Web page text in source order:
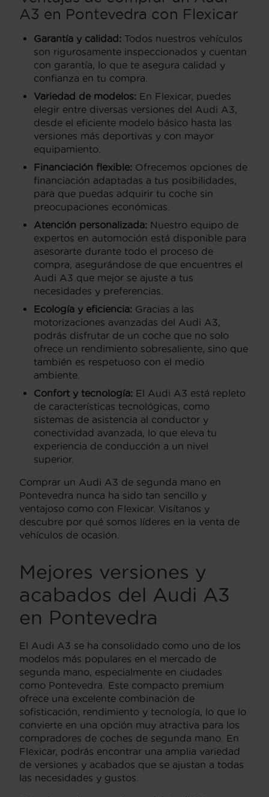
A3 en Pontevedra con Flexicar
Garantía y calidad: Todos nuestros vehículos
son rigurosamente inspeccionados y cuentan
con garantía, lo que te asegura calidad y
confianza en tu compra.
Variedad de modelos: En Flexicar, puedes
elegir entre diversas versiones del Audi A3,
desde el eficiente modelo básico hasta las
versiones más deportivas y con mayor
equipamiento.
Financiación flexible: Ofrecemos opciones de
financiación adaptadas a tus posibilidades,
para que puedas adquirir tu coche sin
preocupaciones económicas.
Atención personalizada: Nuestro equipo de
expertos en automoción está disponible para
asesorarte durante todo el proceso de
compra, asegurándose de que encuentres el
Audi A3 que mejor se ajuste a tus
necesidades y preferencias.
Ecología y eficiencia: Gracias a las
motorizaciones avanzadas del Audi A3,
podrás disfrutar de un coche que no solo
ofrece un rendimiento sobresaliente, sino que
también es respetuoso con el medio
ambiente.
Confort y tecnología: El Audi A3 está repleto
de características tecnológicas, como
sistemas de asistencia al conductor y
conectividad avanzada, lo que eleva tu
experiencia de conducción a un nivel
superior.
Comprar un Audi A3 de segunda mano en
Pontevedra nunca ha sido tan sencillo y
ventajoso como con Flexicar. Visítanos y
descubre por qué somos líderes en la venta de
vehículos de ocasión.
Mejores versiones y
acabados del Audi A3
en Pontevedra
El Audi A3 se ha consolidado como uno de los
modelos más populares en el mercado de
segunda mano, especialmente en ciudades
como Pontevedra. Este compacto premium
ofrece una excelente combinación de
sofisticación, rendimiento y tecnología, lo que lo
convierte en una opción muy atractiva para los
compradores de coches de segunda mano. En
Flexicar, podrás encontrar una amplia variedad
de versiones y acabados que se ajustan a todas
las necesidades y gustos.